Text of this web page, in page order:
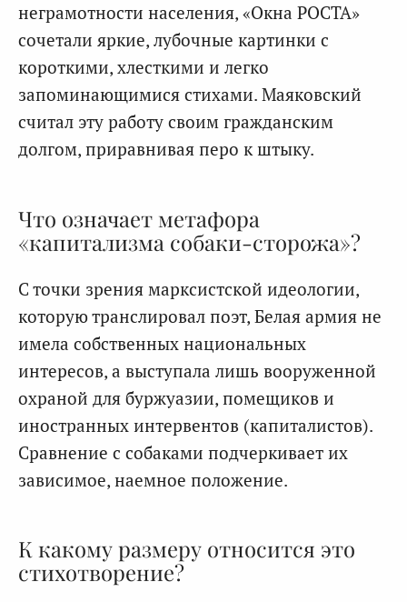
неграмотности населения, «Окна РОСТА»
сочетали яркие, лубочные картинки с
короткими, хлесткими и легко
запоминающимися стихами. Маяковский
считал эту работу своим гражданским
долгом, приравнивая перо к штыку.
Что означает метафора
«капитализма собаки-сторожа»?
С точки зрения марксистской идеологии,
которую транслировал поэт, Белая армия не
имела собственных национальных
интересов, а выступала лишь вооруженной
охраной для буржуазии, помещиков и
иностранных интервентов (капиталистов).
Сравнение с собаками подчеркивает их
зависимое, наемное положение.
К какому размеру относится это
стихотворение?